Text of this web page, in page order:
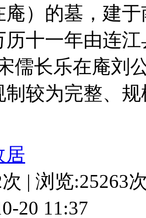
庵）的墓，建
历十一年由连
儒长乐在庵刘
制较为完整、
居
| 浏览:25263
20 11:37